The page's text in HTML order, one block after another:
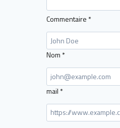
Commentaire *
Nom *
mail *